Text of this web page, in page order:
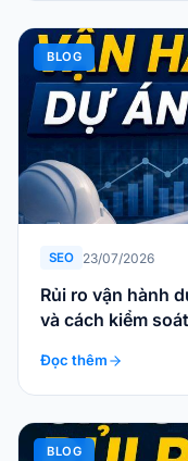
BLOG
SEO 23/07/2026
Rủi ro vận hành
và cách kiểm soát
Đọc thêm
BLOG